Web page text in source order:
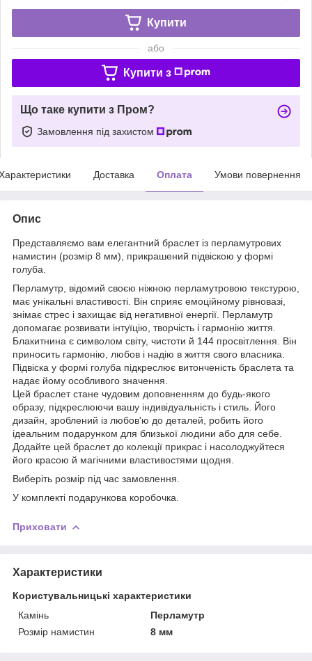
Купити
або
Купити з
Що таке купити з Пром?
Замовлення під захистом
Доставка Оплата Умови повернення
Опис
Представляємо вам елегантний браслет із перламутрових
намистин (розмір 8 мм), прикрашений підвіскою у формі
голуба.
Перламутр, відомий своєю ніжною перламутровою текстурою,
має унікальні властивості. Він сприяє емоційному рівновазі,
знімає стрес і захищає від негативної енергії. Перламутр
допомагає розвивати інтуїцію, творчість і гармонію життя.
Блакитнина є символом світу, чистоти й 144 просвітлення. Він
приносить гармонію, любов і надію в життя свого власника.
Підвіска у формі голуба підкреслює витонченість браслета та
надає йому особливого значення.
Цей браслет стане чудовим доповненням до будь-якого
образу, підкреслюючи вашу індивідуальність і стиль. Його
дизайн, зроблений із любов'ю до деталей, робить його
ідеальним подарунком для близької людини або для себе.
Додайте цей браслет до колекції прикрас і насолоджуйтеся
його красою й магічними властивостями щодня.
Виберіть розмір під час замовлення.
У комплекті подарункова коробочка.
Приховати
Характеристики
Користувальницькі характеристики
Камінь
Перламутр
Розмір намистин
8 мм